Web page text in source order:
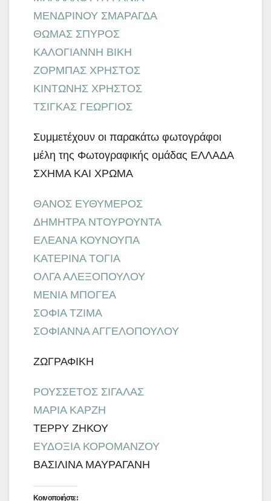
ΜΕΝΔΡΙΝΟΥ ΣΜΑΡΑΓΔΑ
ΘΩΜΑΣ ΣΠΥΡΟΣ
ΚΑΛΟΓΙΑΝΝΗ ΒΙΚΗ
ΖΟΡΜΠΑΣ ΧΡΗΣΤΟΣ
ΚΙΝΤΩΝΗΣ ΧΡΗΣΤΟΣ
ΤΣΙΓΚΑΣ ΓΕΩΡΓΙΟΣ
Συμμετέχουν οι παρακάτω φωτογράφοι
μέλη της Φωτογραφικής ομάδας ΕΛΛΑΔΑ
ΣΧΗΜΑ ΚΑΙ ΧΡΩΜΑ
ΘΑΝΟΣ ΕΥΘΥΜΕΡΟΣ
ΔΗΜΗΤΡΑ ΝΤΟΥΡΟΥΝΤΑ
ΕΛΕΑΝΑ ΚΟΥΝΟΥΠΑ
ΚΑΤΕΡΙΝΑ ΤΟΓΙΑ
ΟΛΓΑ ΑΛΕΞΟΠΟΥΛΟΥ
ΜΕΝΙΑ ΜΠΟΓΕΑ
ΣΟΦΙΑ ΤΖΙΜΑ
ΣΟΦΙΑΝΝΑ ΑΓΓΕΛΟΠΟΥΛΟΥ
ΖΩΓΡΑΦΙΚΗ
ΡΟΥΣΣΕΤΟΣ ΣΙΓΑΛΑΣ
ΜΑΡΙΑ ΚΑΡΖΗ
ΤΕΡΡΥ ΖΗΚΟΥ
ΕΥΔΟΞΙΑ ΚΟΡΟΜΑΝΖΟΥ
ΒΑΣΙΛΙΝΑ ΜΑΥΡΑΓΑΝΗ
Κοινοποιήστε: